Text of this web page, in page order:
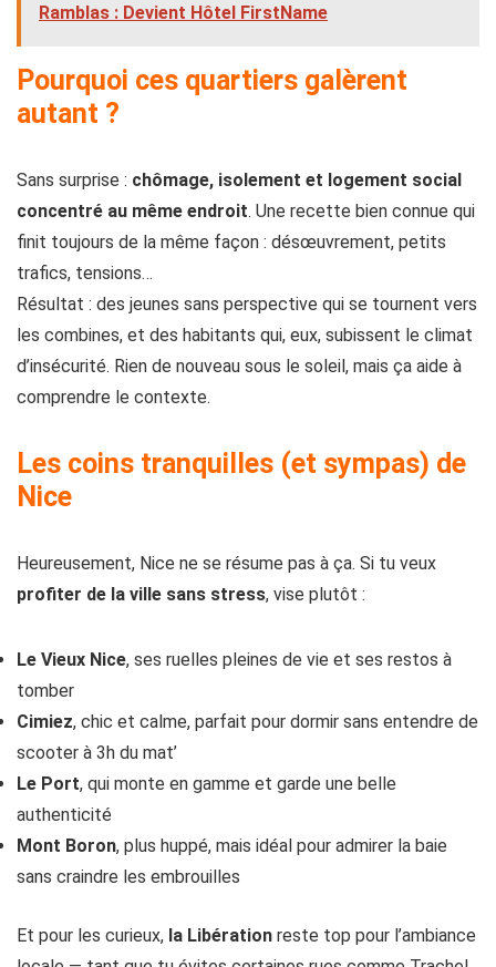
Ramblas : Devient Hôtel FirstName
Pourquoi ces quartiers galèrent
autant ?
Sans surprise : chômage, isolement et logement social
concentré au même endroit. Une recette bien connue qui
finit toujours de la même façon : désœuvrement, petits
trafics, tensions…
Résultat : des jeunes sans perspective qui se tournent vers
les combines, et des habitants qui, eux, subissent le climat
d’insécurité. Rien de nouveau sous le soleil, mais ça aide à
comprendre le contexte.
Les coins tranquilles (et sympas) de
Nice
Heureusement, Nice ne se résume pas à ça. Si tu veux
profiter de la ville sans stress, vise plutôt :
Le Vieux Nice, ses ruelles pleines de vie et ses restos à
tomber
Cimiez, chic et calme, parfait pour dormir sans entendre de
scooter à 3h du mat’
Le Port, qui monte en gamme et garde une belle
authenticité
Mont Boron, plus huppé, mais idéal pour admirer la baie
sans craindre les embrouilles
Et pour les curieux, la Libération reste top pour l’ambiance